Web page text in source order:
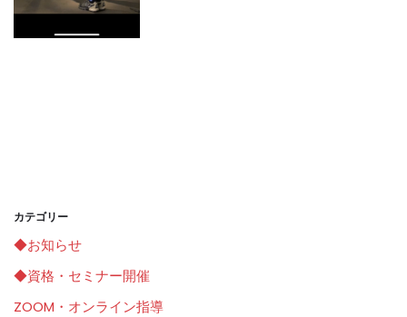
カテゴリー
◆お知らせ
◆資格・セミナー開催
ZOOM・オンライン指導